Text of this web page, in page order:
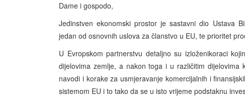
Dame i gospodo,
Jedinstven ekonomski prostor je sastavni dio Ustava
jedan od osnovnih uslova za članstvo u EU, te prioritet
U Evropskom partnerstvu detaljno su izloženikoraci
dijelovima zemlje, a nakon toga i u različitim
navodi i korake za usmjeravanje komercijalnih i
sistemom EU i to tako da se u isto vrijeme podstaknu